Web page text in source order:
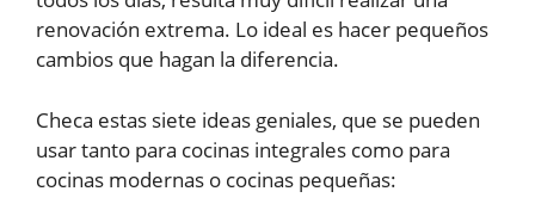
renovación extrema. Lo ideal es hacer pequeños
cambios que hagan la diferencia.
Checa estas siete ideas geniales, que se pueden
usar tanto para cocinas integrales como para
cocinas modernas o cocinas pequeñas: